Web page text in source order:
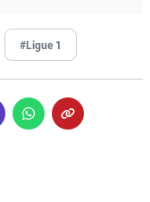
#Ligue 1